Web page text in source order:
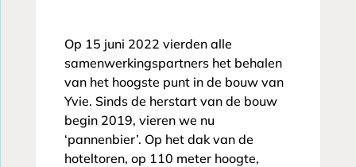
Op 15 juni 2022 vierden alle
samenwerkingspartners het behalen
van het hoogste punt in de bouw van
Yvie. Sinds de herstart van de bouw
begin 2019, vieren we nu
‘pannenbier’. Op het dak van de
hoteltoren, op 110 meter hoogte,